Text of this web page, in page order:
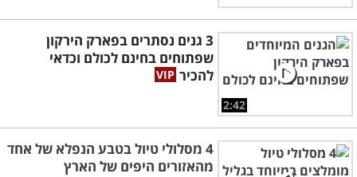
2:42
3 גנים נסתרים בפארק הירקון
שפתוחים בחינם לכולם וכדאי
להכיר
4 מסלולי טיול בטבע הנפלא של אחד
מהאזורים היפים של הארץ